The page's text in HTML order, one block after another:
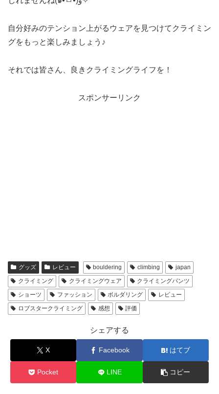
自分好みのテンション上がるウェアを見つけてクライミン
グをもっと楽しみましょう♪
それでは皆さん、良きクライミングライフを！
スポンサーリンク
グッズ レビュー bouldering climbing
japan
クライミング
クライミングウェア
クライミングパンツ
ショーツ
ファッション ボルダリング
レビュー
ロブスタークライミング
感想 評価
シェアする
X Facebook はてブ
Pocket LINE コピー